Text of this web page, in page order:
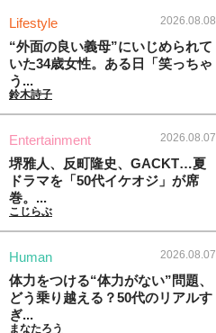
Lifestyle 2026.08.08
“外面の良い義母”にいじめられて
いた34歳女性。ある日「笑っちゃ
う...
鈴木詩子
Entertainment 2026.08.07
堺雅人、反町隆史、GACKT…夏
ドラマを「50代イケオジ」が席
巻。...
こじらぶ
Human 2026.08.07
体力をつける“体力がない”問題、
どう乗り越える？50代のリアルす
ぎ...
まなたろう